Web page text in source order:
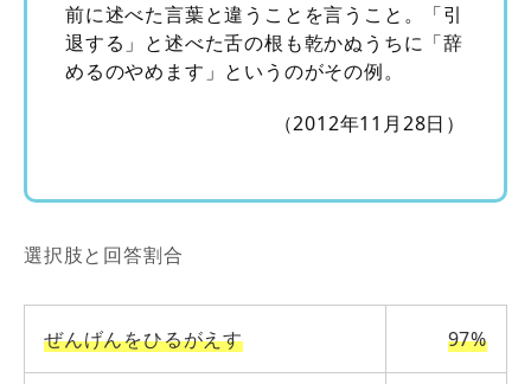
前に述べた言葉と違うことを言うこと。「引
退する」と述べた舌の根も乾かぬうちに「辞
めるのやめます」というのがその例。
（2012年11月28日）
選択肢と回答割合
ぜんげんをひるがえす 97%